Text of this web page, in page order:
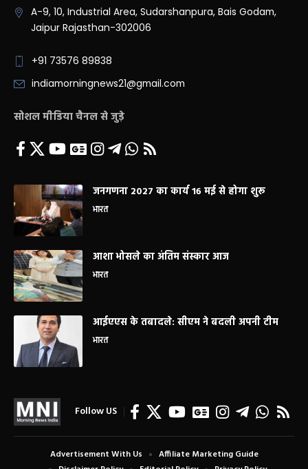
A-9, 10, Industrial Area, Sudarshanpura, Bais Godam,
Jaipur Rajasthan-302006
+91 73576 89838
indiamorningnews21@gmail.com
सोशल मीडिया चैनल से जुड़े
जनगणना 2027 का कार्य 16 मई से होगा शुरू
भारत
आशा भोसले का अंतिम संस्कार आज
भारत
आईएएस के तबादले: सीएम ने बदली अपनी टीम
भारत
Follow US
Advertisement With Us
Affiliate Marketing Guide